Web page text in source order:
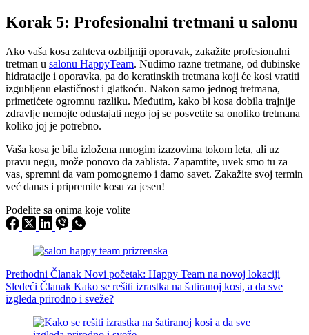
Korak 5: Profesionalni tretmani u salonu
Ako vaša kosa zahteva ozbiljniji oporavak, zakažite profesionalni
tretman u salonu HappyTeam. Nudimo razne tretmane, od dubinske
hidratacije i oporavka, pa do keratinskih tretmana koji će kosi vratiti
izgubljenu elastičnost i glatkoću. Nakon samo jednog tretmana,
primetićete ogromnu razliku. Međutim, kako bi kosa dobila trajnije
zdravlje nemojte odustajati nego joj se posvetite sa onoliko tretmana
koliko joj je potrebno.
Vaša kosa je bila izložena mnogim izazovima tokom leta, ali uz
pravu negu, može ponovo da zablista. Zapamtite, uvek smo tu za
vas, spremni da vam pomognemo i damo savet. Zakažite svoj termin
već danas i pripremite kosu za jesen!
Podelite sa onima koje volite
Prethodni Članak Novi početak: Happy Team na novoj lokaciji
Sledeći Članak Kako se rešiti izrastka na šatiranoj kosi, a da sve
izgleda prirodno i sveže?